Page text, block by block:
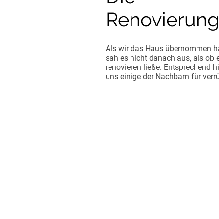
Renovierung
Als wir das Haus übernommen
sah es nicht danach aus, als ob
renovieren ließe. Entsprechend
uns einige der Nachbarn für